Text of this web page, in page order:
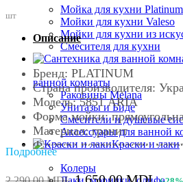
Мойка для кухни Platinum
Мойки для кухни Valeso
Мойки для кухни из
Смесителя для кухни
ванной комнаты
Раковины Melana
Унитазы и Биде
Смесители и душевые
Аксессуары для ванной
Краски и лаки
Колеры
шт
Описание
Бренд: PLATINUM
Страна производителя:
Модель: 5851 ARIA
Форма мойки:
Материал: гранит
Фактура поверхности:
Цвет мойки: сафари
Размер мойки (ШхГхВ), мм:
Подробнее
Первоначальная